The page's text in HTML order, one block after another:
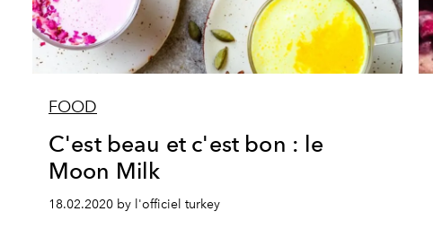
FOOD
C'est beau et c'est bon : le
Moon Milk
18.02.2020 by l'officiel turkey